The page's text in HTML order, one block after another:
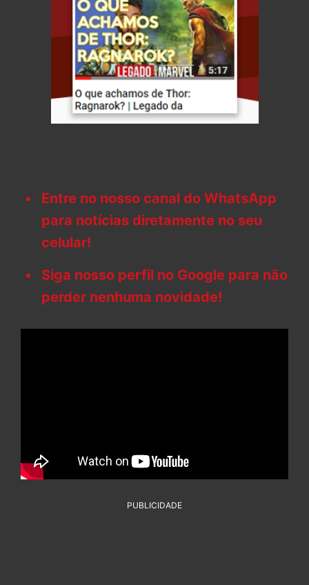
Entre no nosso canal do WhatsApp
para notícias diretamente no seu
celular!
Siga nosso perfil no Google para não
perder nenhuma novidade!
PUBLICIDADE